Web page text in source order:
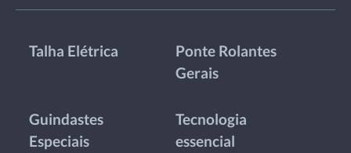
Talha Elétrica
Ponte Rolantes
Gerais
Guindastes
Especiais
Tecnologia
essencial